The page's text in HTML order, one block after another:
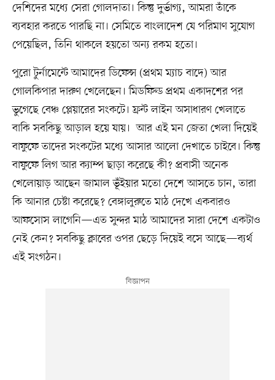
দেশিদের মধ্যে সেরা গোলদাতা। কিন্তু দুর্ভাগ্য, আমরা তাঁকে
ব্যবহার করতে পারছি না। সেমিতে বাংলাদেশ যে পরিমাণ সুযোগ
পেয়েছিল, তিনি থাকলে হয়তো অন্য রকম হতো।
পুরো টুর্নামেন্টে আমাদের ডিফেন্স (প্রথম ম্যাচ বাদে) আর
গোলকিপার দারুণ খেলেছেন। মিডফিল্ড প্রথম একাদশের পর
ভুগেছে বেঞ্চ প্লেয়ারের সংকটে। ফ্রন্ট লাইন অসাধারণ খেলাতে
বাকি সবকিছু আড়াল হয়ে যায়। আর এই মন জেতা খেলা দিয়েই
বাফুফে তাদের সংকটের মধ্যে আসার আলো দেখাতে চাইবে। কিন্তু
বাফুফে লিগ আর ক্যাম্প ছাড়া করেছে কী? প্রবাসী অনেক
খেলোয়াড় আছেন জামাল ভূঁইয়ার মতো দেশে আসতে চান, তারা
কি আনার চেষ্টা করেছে? বেঙ্গালুরুতে মাঠ দেখে একবারও
আফসোস লাগেনি—এত সুন্দর মাঠ আমাদের সারা দেশে একটাও
নেই কেন? সবকিছু ক্লাবের ওপর ছেড়ে দিয়েই বসে আছে—ব্যর্থ
এই সংগঠন।